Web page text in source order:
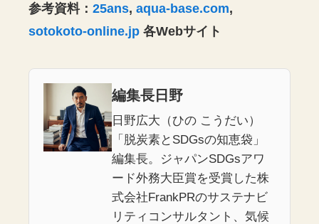
参考資料：25ans,aqua-base.com,
sotokoto-online.jp 各Webサイト
編集長日野
日野広大（ひの こうだい）
「脱炭素とSDGsの知恵袋」
編集長。ジャパンSDGsアワ
ード外務大臣賞を受賞した株
式会社FrankPRのサステナビ
リティコンサルタント、気候